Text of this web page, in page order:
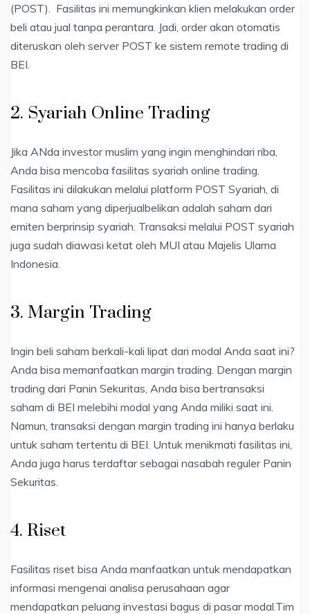
(POST). Fasilitas ini memungkinkan klien melakukan order
beli atau jual tanpa perantara. Jadi, order akan otomatis
diteruskan oleh server POST ke sistem remote trading di
BEI.
2. Syariah Online Trading
Jika ANda investor muslim yang ingin menghindari riba,
Anda bisa mencoba fasilitas syariah online trading.
Fasilitas ini dilakukan melalui platform POST Syariah, di
mana saham yang diperjualbelikan adalah saham dari
emiten berprinsip syariah. Transaksi melalui POST syariah
juga sudah diawasi ketat oleh MUI atau Majelis Ulama
Indonesia.
3. Margin Trading
Ingin beli saham berkali-kali lipat dari modal Anda saat ini?
Anda bisa memanfaatkan margin trading. Dengan margin
trading dari Panin Sekuritas, Anda bisa bertransaksi
saham di BEI melebihi modal yang Anda miliki saat ini.
Namun, transaksi dengan margin trading ini hanya berlaku
untuk saham tertentu di BEI. Untuk menikmati fasilitas ini,
Anda juga harus terdaftar sebagai nasabah reguler Panin
Sekuritas.
4. Riset
Fasilitas riset bisa Anda manfaatkan untuk mendapatkan
informasi mengenai analisa perusahaan agar
mendapatkan peluang investasi bagus di pasar modal.Tim